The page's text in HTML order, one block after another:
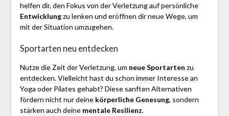
helfen dir, den Fokus von der Verletzung auf persönliche
Entwicklungzu lenken und eröffnen dir neue Wege, um
mit der Situation umzugehen.
Sportarten neu entdecken
Nutze die Zeit der Verletzung, um neue Sportarten zu
entdecken. Vielleicht hast du schon immer Interesse an
Yoga oder Pilates gehabt? Diese sanften Alternativen
fördern nicht nur deine körperliche Genesung, sondern
stärken auch deine mentale Resilienz.